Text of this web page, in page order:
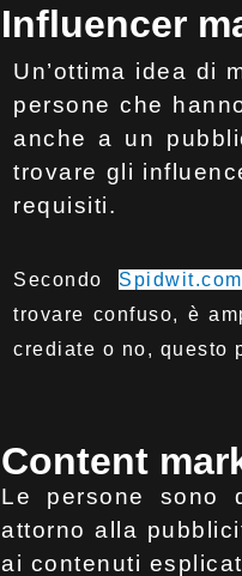
Influencer
Un’ottima idea di
persone che
anche a un
trovare gli
requisiti.
Secondo Spidwit.com
trovare confuso, è
crediate o no, questo
Content
Le persone sono
attorno alla
ai contenuti